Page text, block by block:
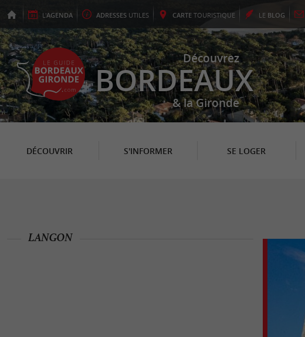
L'AGENDA ADRESSES UTILES CARTE TOURISTIQUE LE BLOG
Découvrez
BORDEAUX
& la Gironde
DÉCOUVRIR S'INFORMER SE LOGER
LANGON